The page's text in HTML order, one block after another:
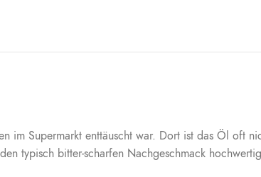
Supermarkt enttäuscht war. Dort ist das Öl oft
typisch bitter-scharfen Nachgeschmack